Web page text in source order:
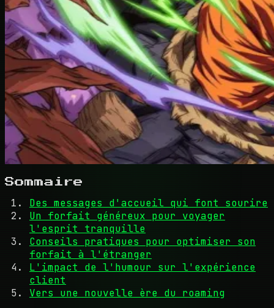
Sommaire
Des messages d'accueil qui font sourire
Un forfait généreux pour voyager
l'esprit tranquille
Conseils pratiques pour optimiser son
forfait à l'étranger
L'impact de l'humour sur l'expérience
client
Vers une nouvelle ère du roaming